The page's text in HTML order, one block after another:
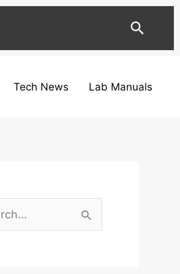
Tech News Lab Manuals